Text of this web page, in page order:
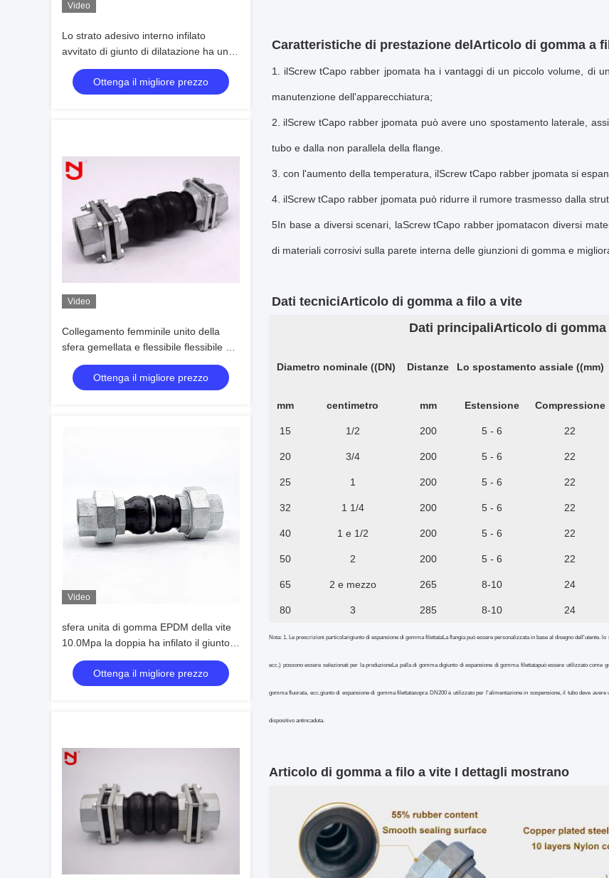
Video
Lo strato adesivo interno infilato
avvitato di giunto di dilatazione ha unito
il materiale senza cuciture di NBR
Ottenga il migliore prezzo
Video
Collegamento femminile unito della
sfera gemellata e flessibile flessibile di
gomma del giunto di dilatazione di
muggitoOttenga il migliore prezzo
Video
sfera unita di gomma EPDM della vite
10.0Mpa la doppia ha infilato il giunto
di dilatazione
Ottenga il migliore prezzo
Caratteristiche di prestazione del Articolo di gomma a
1. ilScrew tCapo rabber jpomata ha i vantaggi di un piccolo volume, di
manutenzione dell'apparecchiatura;
2. ilScrew tCapo rabber jpomata può avere uno spostamento laterale,
tubo e dalla non parallela della flange.
3. con l'aumento della temperatura, ilScrew tCapo rabber jpomata si
4. ilScrew tCapo rabber jpomata può ridurre il rumore trasmesso dalla
5In base a diversi scenari, laScrew tCapo rabber jpomatacon diversi
di materiali corrosivi sulla parete interna delle giunzioni di gomma e
Dati tecniciArticolo di gomma a filo a vite
Dati principaliArticolo di
Diametro nominale ((DN) Distanze Lo spostamento assiale ((mm)
mm centimetro mm Estensione Compressione
15 1/2 200 5 - 6 22
20 3/4 200 5 - 6 22
25 1 200 5 - 6 22
32 1 1/4 200 5 - 6 22
40 1 e 1/2 200 5 - 6 22
50 2 200 5 - 6 22
65 2 e mezzo 265 8-10 24
80 3 285 8-10 24
Nota: 1. Le prescrizioni particolarigiunto di espansione di gomma filettataLa flangia può essere personalizzata in base al disegno dell'utente.
ecc.) possono essere selezionati per la produzioneLa palla di gomma digiunto di espansione di gomma filettatapuò essere utilizzato come
gomma fluorata, ecc.giunto di espansione di gomma filettatasopra DN200 è utilizzato per l'alimentazione in sospensione, il tubo deve avere
dispositivo antincaduta.
Articolo di gomma a filo a vite I dettagli mostrano